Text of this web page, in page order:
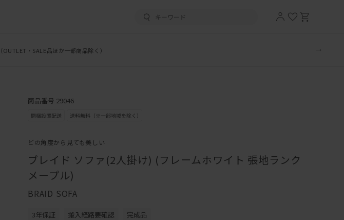
（OUTLET・SALE品ほか一部商品除く）
商品番号 29046
どの角度から見ても美しい
ブレイド ソファ(2人掛け) (フレームホワイト 張地ランク
メープル)
BRAID SOFA
3年保証 搬入経路要確認 完成品